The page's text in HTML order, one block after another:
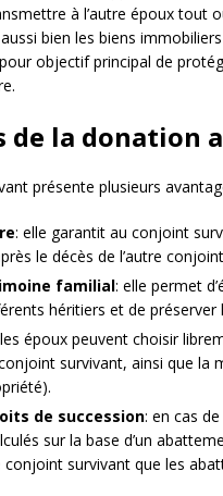
à l’autre époux tout
bien les biens
objectif principal de
de la donation
présente plusieurs
: elle garantit au conjoint
le décès de l’autre
familial: elle permet
héritiers et de
époux peuvent choisir
survivant, ainsi que la
de succession: en cas
sur la base d’un
survivant que les